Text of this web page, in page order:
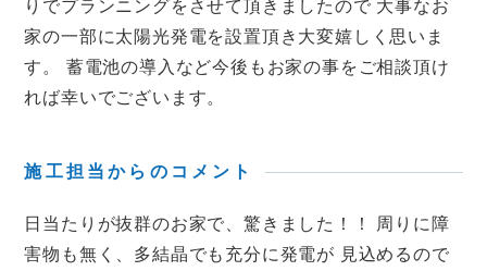
りでプランニングをさせて頂きましたので 大事なお
家の一部に太陽光発電を設置頂き大変嬉しく思いま
す。 蓄電池の導入など今後もお家の事をご相談頂け
れば幸いでございます。
施工担当からのコメント
日当たりが抜群のお家で、驚きました！！ 周りに障
害物も無く、多結晶でも充分に発電が 見込めるので